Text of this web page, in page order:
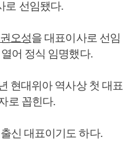
로 선임됐다.
권오성을 대표이사로 선임
어 정식 임명했다.
현대위아 역사상 첫 대표
로 꼽힌다.
신 대표이기도 하다.